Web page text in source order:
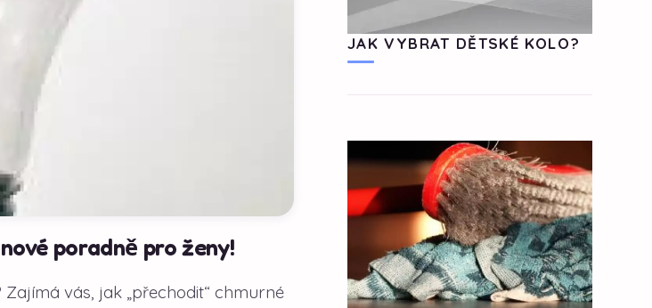
poradně pro ženy!
vás, jak „přechodit“ chmurné
JAK VYBRAT DĚTSKÉ KOLO?